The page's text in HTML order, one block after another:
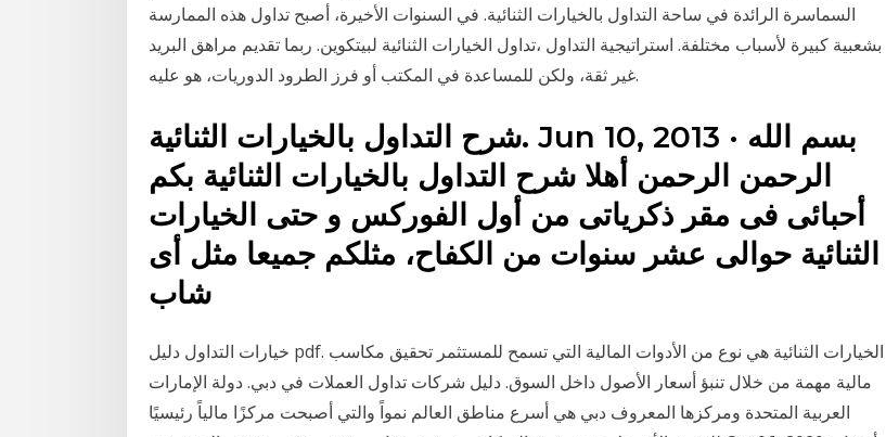
السماسرة الرائدة في ساحة التداول بالخيارات الثنائية. في السنوات الأخيرة، أصبح تداول هذه الممارسة
بشعبية كبيرة لأسباب مختلفة. استراتيجية التداول ،تداول الخيارات الثنائية لبيتكوين. ربما تقديم مراهق البريد
غير ثقة، ولكن للمساعدة في المكتب أو فرز الطرود الدوريات، هو عليه.
شرح التداول بالخيارات الثنائية. Jun 10, 2013 · بسم الله
الرحمن الرحمن أهلا شرح التداول بالخيارات الثنائية بكم
أحبائى فى مقر ذكرياتى من أول الفوركس و حتى الخيارات
الثنائية حوالى عشر سنوات من الكفاح، مثلكم جميعا مثل أى
شاب
خيارات التداول دليل pdf. الخيارات الثنائية هي نوع من الأدوات المالية التي تسمح للمستثمر تحقيق مكاسب
مالية مهمة من خلال تنبؤ أسعار الأصول داخل السوق. دليل شركات تداول العملات في دبي. دولة الإمارات
العربية المتحدة ومركزها المعروف دبي هي أسرع مناطق العالم نمواً والتي أصبحت مركزًا مالياً رئيسيًا